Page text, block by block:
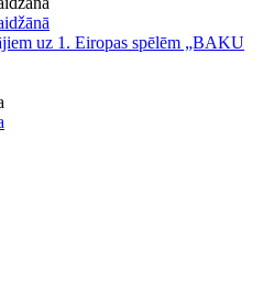
uz 1. Eiropas spēlēm „BAKU